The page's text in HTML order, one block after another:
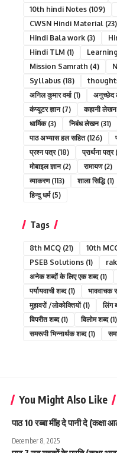
10th hindi Notes (109)
CWSN Hindi Material (23)
Hindi Bala work (3)
Hindi TLM (1)
Mission Samrath (4)
Syllabus (18)
अनिल कुमार वर्मा(1) अनुच्छेद
कंप्यूटर ज्ञान(7) कहानी लेखन
धार्मिक(3) निबंध लेखन(31)
पाठ अभ्यास हल सहित(126)
प्रश्न पत्र(18) प्रार्थना पत्र
मोबाइल ज्ञान(2) रामायण(2)
व्याकरण(113) शाला सिद्धि(1)
हिन्दु धर्म(5)
Tags
8th MCQ (21) 10th
PSEB Solutions (1)
अनेक शब्दों के लिए एक शब्द(1)
पर्यायवाची शब्द(1) भाववाचक
मुहावरों /लोकोक्तियों(1) लिंग
विपरीत शब्द(1) विलोम शब्द(1)
समरूपी भिन्नार्थक शब्द(1)
You Might Also Like
पाठ 10 रब्बा मींह दे पानी दे (कक्षा
December 8, 2025